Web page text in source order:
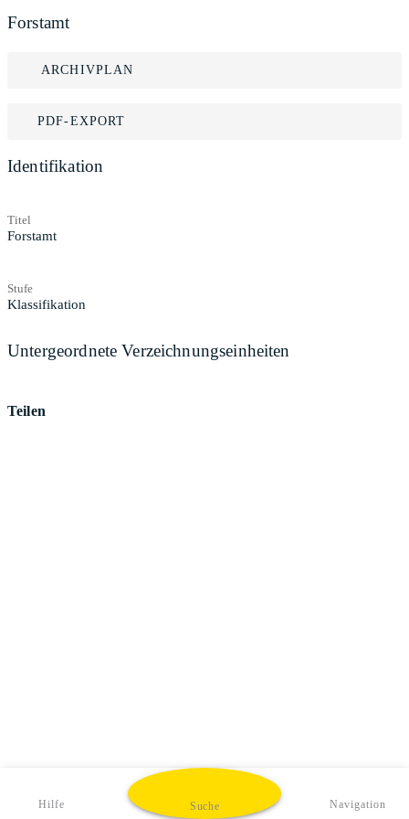
Forstamt
ARCHIVPLAN
PDF-EXPORT
Identifikation
Titel
Forstamt
Stufe
Klassifikation
Untergeordnete Verzeichnungseinheiten
Teilen
Hilfe Suche Navigation